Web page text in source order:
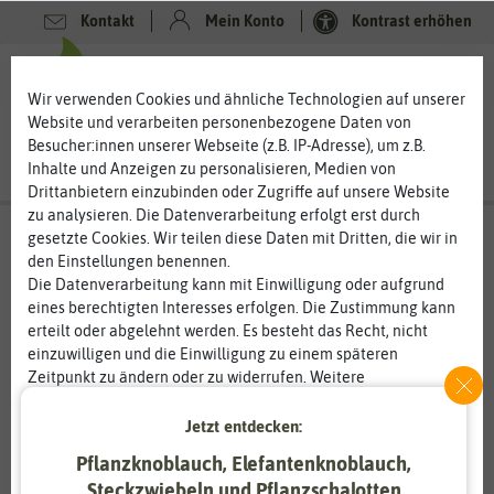
Kontakt Mein Konto Kontrast erhöhen
Wir verwenden Cookies und ähnliche Technologien auf unserer
Website und verarbeiten personenbezogene Daten von
Besucher:innen unserer Webseite (z.B. IP-Adresse), um z.B.
Inhalte und Anzeigen zu personalisieren, Medien von
Drittanbietern einzubinden oder Zugriffe auf unsere Website
zu analysieren. Die Datenverarbeitung erfolgt erst durch
gesetzte Cookies. Wir teilen diese Daten mit Dritten, die wir in
den Einstellungen benennen.
Die Datenverarbeitung kann mit Einwilligung oder aufgrund
eines berechtigten Interesses erfolgen. Die Zustimmung kann
erteilt oder abgelehnt werden. Es besteht das Recht, nicht
einzuwilligen und die Einwilligung zu einem späteren
Zeitpunkt zu ändern oder zu widerrufen. Weitere
Informationen zur Verwendung personenbezogener Daten und
den Diensten erklären wir in unsererDaten­schutz­erklärung
Essenziell Statistik
Jetzt entdecken:
Pflanzknoblauch, Elefantenknoblauch,